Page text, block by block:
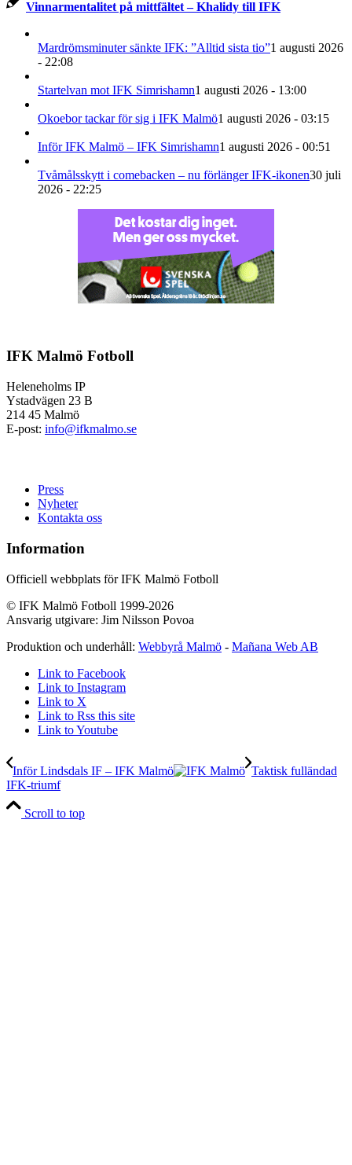
Vinnarmentalitet på mittfältet – Khalidy till IFK
Mardrömsminuter sänkte IFK: ”Alltid sista tio”1 augusti 2026
- 22:08
Startelvan mot IFK Simrishamn1 augusti 2026 - 13:00
Okoebor tackar för sig i IFK Malmö1 augusti 2026 - 03:15
Inför IFK Malmö – IFK Simrishamn1 augusti 2026 - 00:51
Tvåmålsskytt i comebacken – nu förlänger IFK-ikonen30 juli
2026 - 22:25
IFK Malmö Fotboll
Heleneholms IP
Ystadvägen 23 B
214 45 Malmö
E-post: info@ifkmalmo.se
Press
Nyheter
Kontakta oss
Information
Officiell webbplats för IFK Malmö Fotboll
© IFK Malmö Fotboll 1999-2026
Ansvarig utgivare: Jim Nilsson Povoa
Produktion och underhåll: Webbyrå Malmö - Mañana Web AB
Link to Facebook
Link to Instagram
Link to X
Link to Rss this site
Link to Youtube
Inför Lindsdals IF – IFK Malmö
Taktisk fulländad
IFK-triumf
Scroll to top